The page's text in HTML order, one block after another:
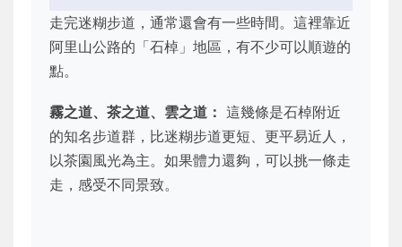
走完迷糊步道，通常還會有一些時間。這裡靠近
阿里山公路的「石棹」地區，有不少可以順遊的
點。
霧之道、茶之道、雲之道： 這幾條是石棹附近
的知名步道群，比迷糊步道更短、更平易近人，
以茶園風光為主。如果體力還夠，可以挑一條走
走，感受不同景致。